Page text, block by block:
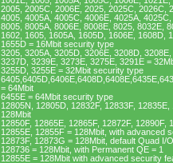
2005, 2005C, 2006E, 2025, 2025C, 2026C,
4005, 4005A, 4005C, 4006E, 4025A,
8005, 8005A, 8006E, 8008E, 8025, 8032E,
1602, 1605, 1605A, 1605D, 1606E, 1608D,
1655D = 16Mbit security type
3205, 3205A, 3205D, 3206E, 3208D,
3237D, 3239E, 3273E, 3275E, 3291E =
3255D, 3255E = 32Mbit security type
= 64Mbit
6455E = 64Mbit security type
12805N, 12805D, 12832F, 12833F,
128Mbit
12850F, 12865E, 12865F, 12872F, 12890F,
12855E, 12855F = 128Mbit, with advanced
12873F, 12873G = 128Mbit, default Quad I/
128736 = 128Mbit, with Permanent QE = 1
12855E = 128Mbit with advanced security